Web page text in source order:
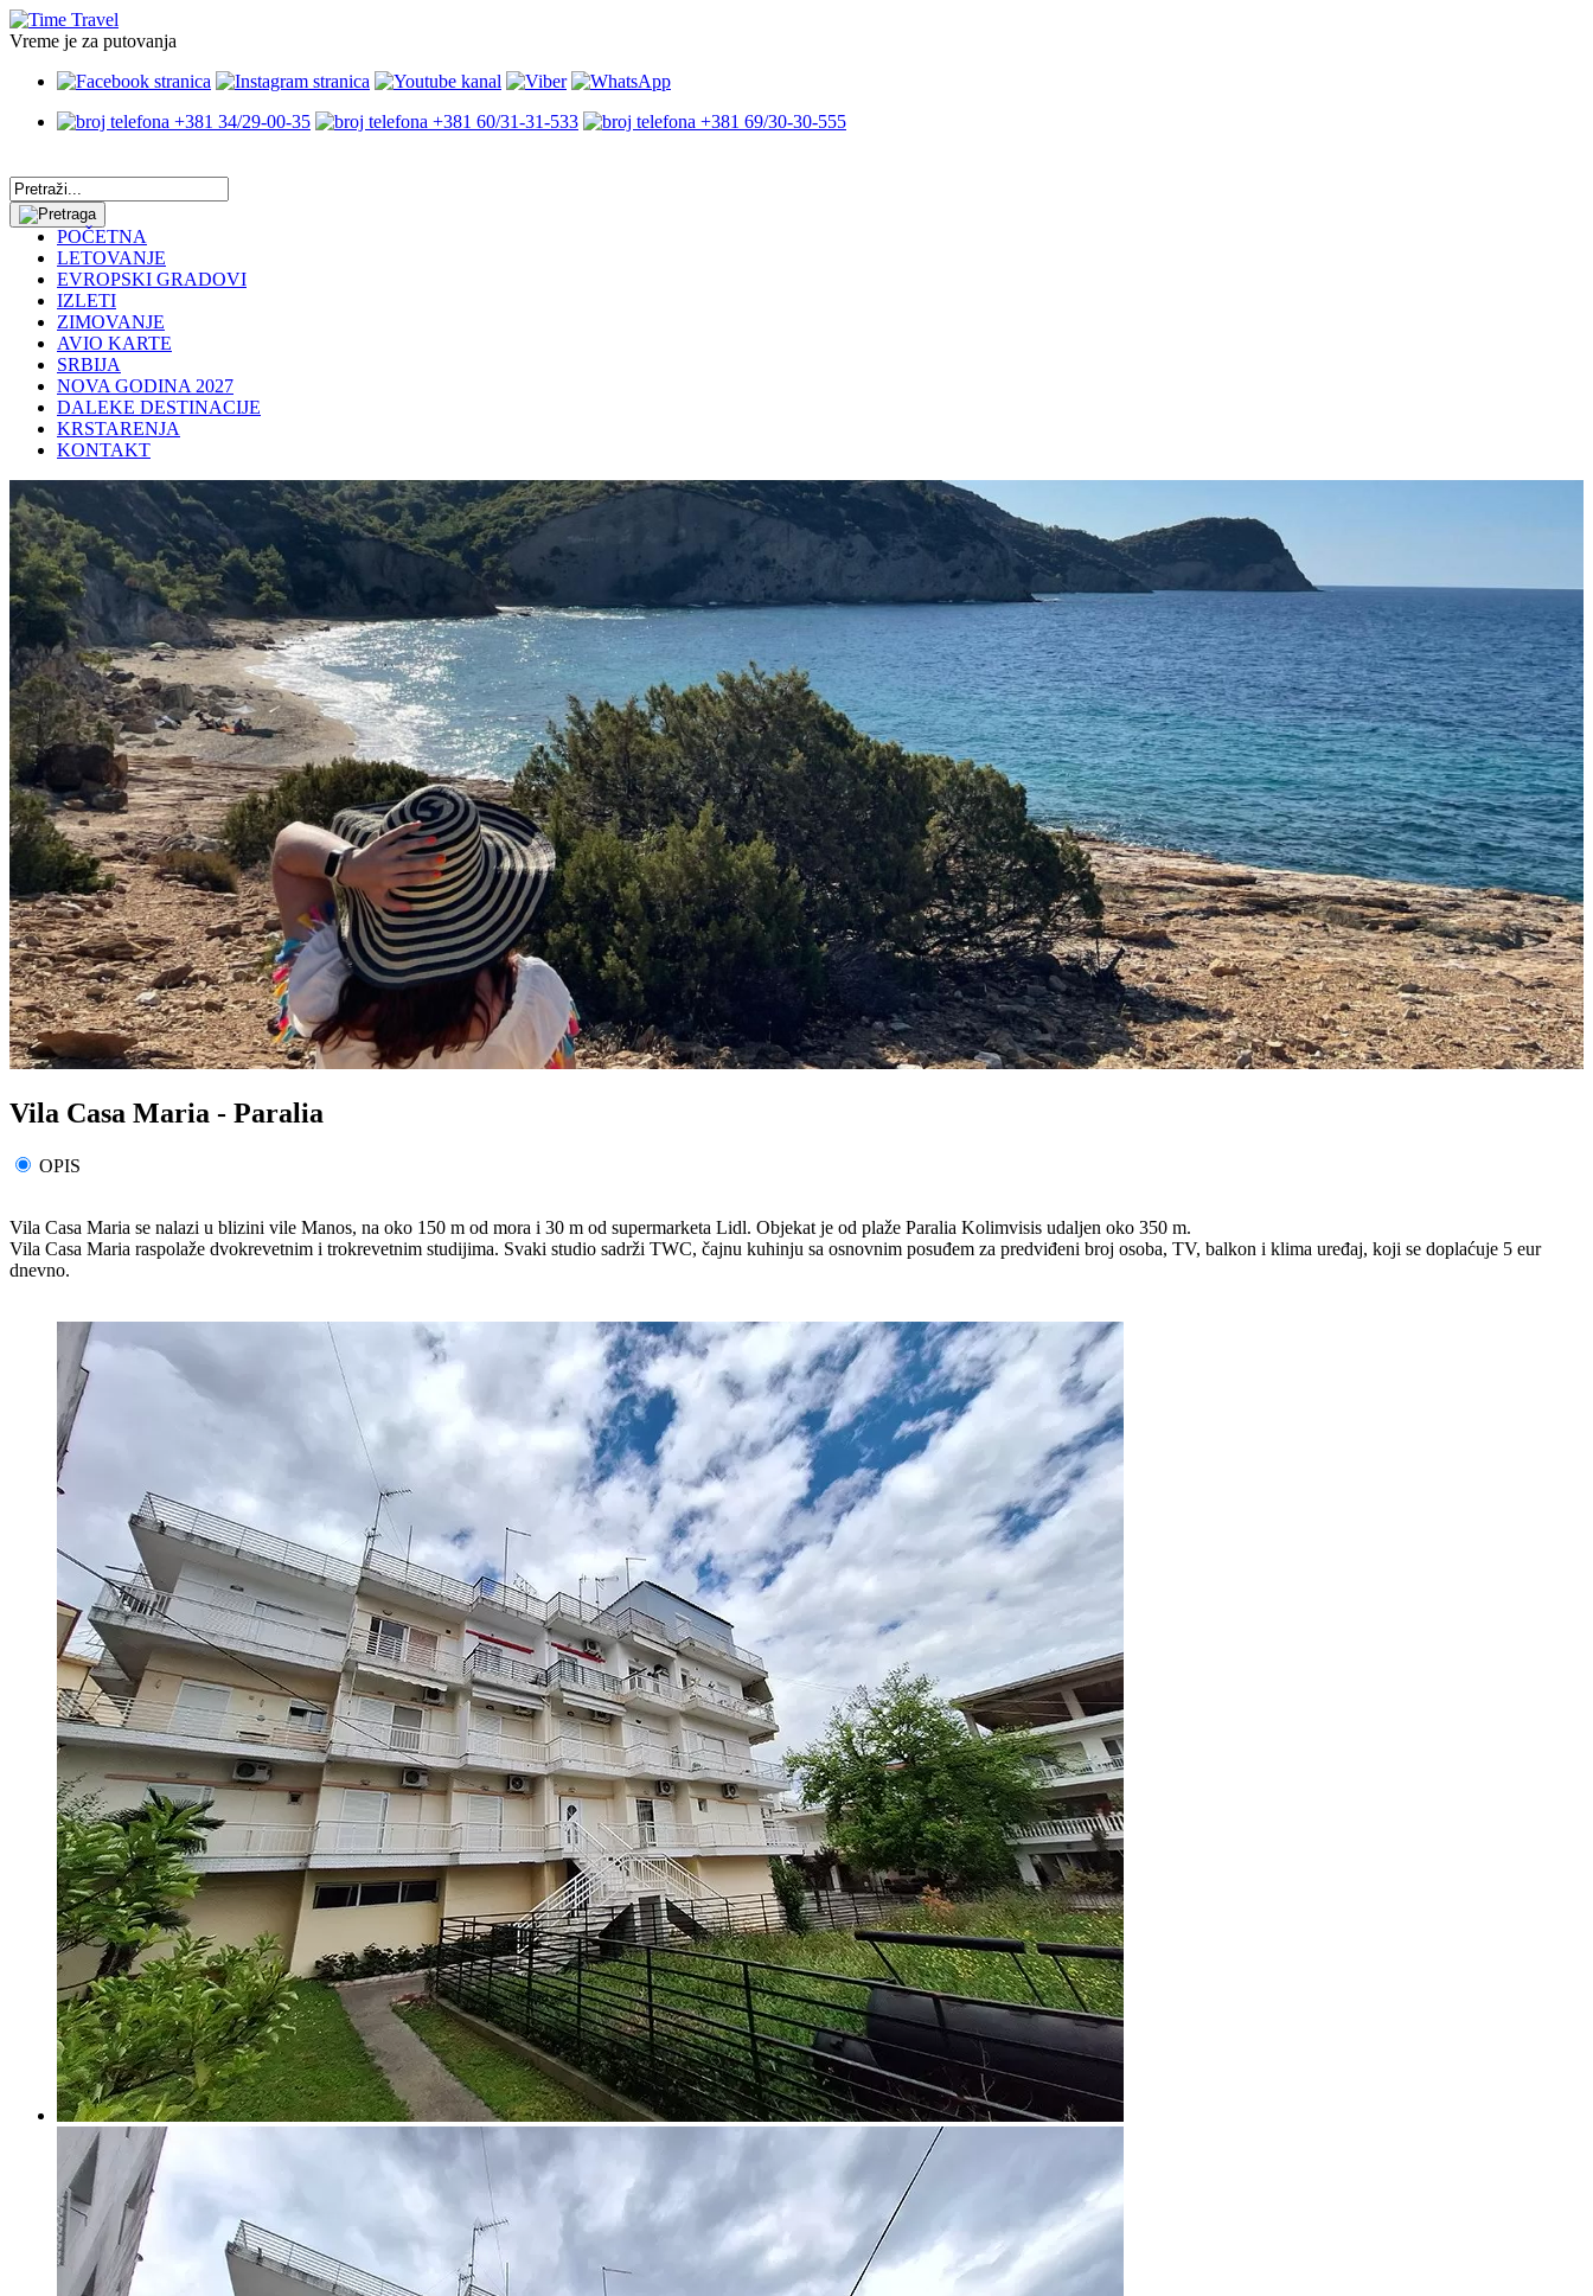
Vreme je za putovanja
+381 34/29-00-35 +381 60/31-31-533 +381 69/30-30-555
POČETNA
LETOVANJE
EVROPSKI GRADOVI
IZLETI
ZIMOVANJE
AVIO KARTE
SRBIJA
NOVA GODINA 2027
DALEKE DESTINACIJE
KRSTARENJA
KONTAKT
Vila Casa Maria - Paralia
OPIS
Vila Casa Maria se nalazi u blizini vile Manos, na oko 150 m od mora i 30 m od supermarketa Lidl. Objekat je od plaže Paralia Kolimvisis udaljen oko 350 m.
Vila Casa Maria raspolaže dvokrevetnim i trokrevetnim studijima. Svaki studio sadrži TWC, čajnu kuhinju sa osnovnim posuđem za predviđeni broj osoba, TV, balkon i klima uređaj, koji se doplaćuje 5 eur
dnevno.